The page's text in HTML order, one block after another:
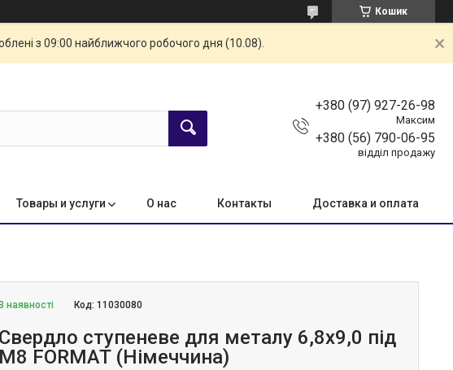
Кошик
з 09:00 найближчого робочого дня (10.08).
+380 (97) 927-26-98
Максим
+380 (56) 790-06-95
відділ продажу
Товары и услуги О нас Контакты Доставка и оплата
В наявності Код:11030080
Свердло ступеневе для металу 6,8х9,0 під
М8 FORMAT (Німеччина)